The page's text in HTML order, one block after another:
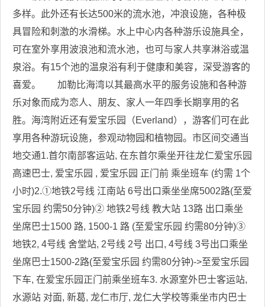
多样。此外还有长达500米的流水池，冲浪设施，各种极
具冒险和刺激的水滑梯。水上中心内各种游乐设施具全，
可在室外享用波浪池和流水池，也可与家人共享淋浴或温
泉浴。有15个池的温泉浴有利于健康和美容，深受游客的
喜爱。 加勒比海湾以其最高水平的服务设施和各种游
乐对象而成为恋人、朋友、家人一年四季长期享用的名
胜。海湾附近还有爱宝乐园（Everland），游客们可在此
享用各种游玩设施，参观动物园和植物园。市区间交通当
地交通1.首尔南部客运站, 在东首尔乘坐开往龙仁爱宝乐园
高速巴士, 爱宝乐园 , 爱宝乐园 正门前 乘坐班车 (约需 1个
小时)2.①地铁2号线 江南站 6号出口乘坐坐席5002路(至爱
宝乐园 约需50分钟)② 地铁2号线 教大站 13路 出口乘坐
坐席巴士1500 路, 1500-1 路 (至爱宝乐园 约需80分钟)③
地铁2, 4号线 舍堂站, 2号线 2号 出口, 4号线 3号出口乘坐
坐席巴士1500-2路(至爱宝乐园 约需80分钟)->至爱宝乐园
下车, 在爱宝乐园正门前乘坐班车3. 水源室外巴士客运站,
水源站 对面, 新葛, 龙仁市厅, 龙仁大学校等乘坐市内巴士